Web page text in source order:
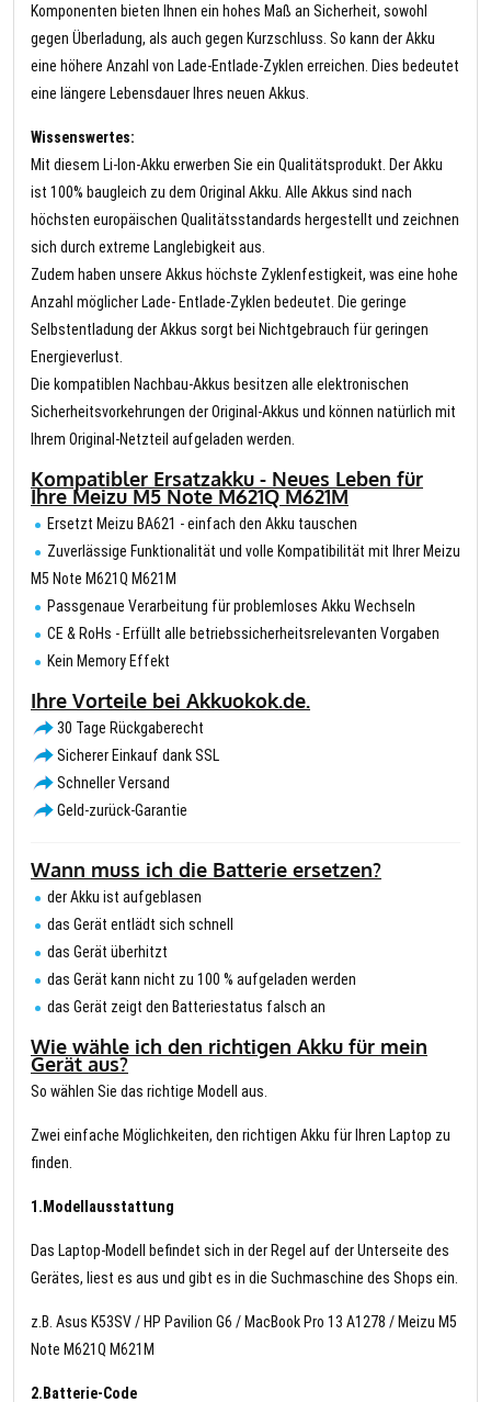
Komponenten bieten Ihnen ein hohes Maß an Sicherheit, sowohl
gegen Überladung, als auch gegen Kurzschluss. So kann der Akku
eine höhere Anzahl von Lade-Entlade-Zyklen erreichen. Dies bedeutet
eine längere Lebensdauer Ihres neuen Akkus.
Wissenswertes:
Mit diesem Li-Ion-Akku erwerben Sie ein Qualitätsprodukt. Der Akku
ist 100% baugleich zu dem Original Akku. Alle Akkus sind nach
höchsten europäischen Qualitätsstandards hergestellt und zeichnen
sich durch extreme Langlebigkeit aus.
Zudem haben unsere Akkus höchste Zyklenfestigkeit, was eine hohe
Anzahl möglicher Lade- Entlade-Zyklen bedeutet. Die geringe
Selbstentladung der Akkus sorgt bei Nichtgebrauch für geringen
Energieverlust.
Die kompatiblen Nachbau-Akkus besitzen alle elektronischen
Sicherheitsvorkehrungen der Original-Akkus und können natürlich mit
Ihrem Original-Netzteil aufgeladen werden.
Kompatibler Ersatzakku - Neues Leben für
Ihre Meizu M5 Note M621Q M621M
Ersetzt Meizu BA621 - einfach den Akku tauschen
Zuverlässige Funktionalität und volle Kompatibilität mit Ihrer Meizu
M5 Note M621Q M621M
Passgenaue Verarbeitung für problemloses Akku Wechseln
CE & RoHs - Erfüllt alle betriebssicherheitsrelevanten Vorgaben
Kein Memory Effekt
Ihre Vorteile bei Akkuokok.de.
30 Tage Rückgaberecht
Sicherer Einkauf dank SSL
Schneller Versand
Geld-zurück-Garantie
Wann muss ich die Batterie ersetzen?
der Akku ist aufgeblasen
das Gerät entlädt sich schnell
das Gerät überhitzt
das Gerät kann nicht zu 100 % aufgeladen werden
das Gerät zeigt den Batteriestatus falsch an
Wie wähle ich den richtigen Akku für mein
Gerät aus?
So wählen Sie das richtige Modell aus.
Zwei einfache Möglichkeiten, den richtigen Akku für Ihren Laptop zu
finden.
1.Modellausstattung
Das Laptop-Modell befindet sich in der Regel auf der Unterseite des
Gerätes, liest es aus und gibt es in die Suchmaschine des Shops ein.
z.B. Asus K53SV / HP Pavilion G6 / MacBook Pro 13 A1278 / Meizu M5
Note M621Q M621M
2.Batterie-Code